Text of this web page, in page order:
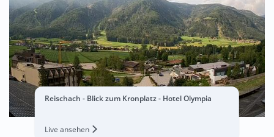
Reischach - Blick zum Kronplatz - Hotel Olympia
Live ansehen